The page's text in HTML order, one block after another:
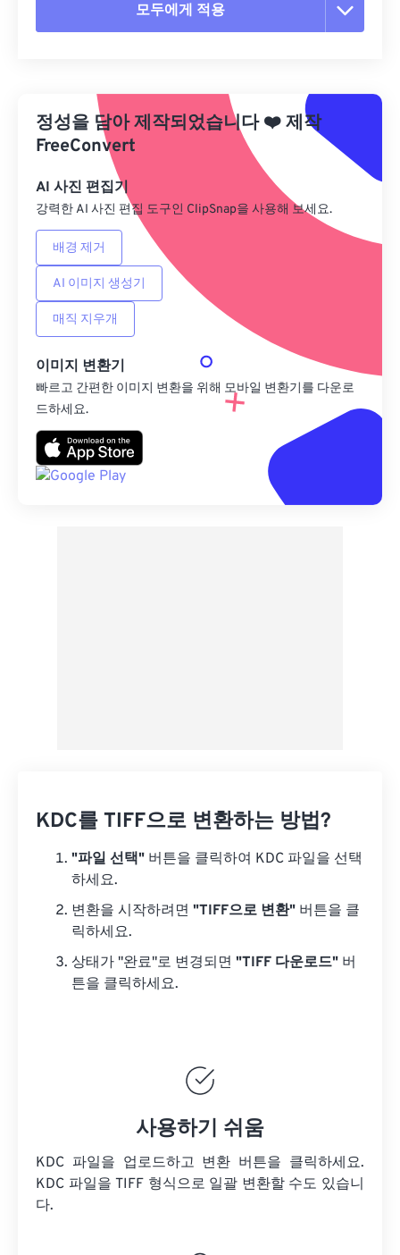
모두에게 적용
사전 설정에서 적용
사전 설정으로 저장
정성을 담아 제작되었습니다❤️제작
FreeConvert
AI 사진 편집기
강력한 AI 사진 편집 도구인 ClipSnap을 사용해 보세요.
배경 제거
AI 이미지 생성기
매직 지우개
이미지 변환기
빠르고 간편한 이미지 변환을 위해 모바일 변환기를 다운로
드하세요.
KDC를 TIFF으로 변환하는 방법?
"파일 선택" 버튼을 클릭하여 KDC 파일을 선택
하세요.
변환을 시작하려면 "TIFF으로 변환" 버튼을 클
릭하세요.
상태가 "완료"로 변경되면 "TIFF 다운로드" 버
튼을 클릭하세요.
사용하기 쉬움
KDC 파일을 업로드하고 변환 버튼을 클릭하세요.
KDC 파일을 TIFF 형식으로 일괄 변환할 수도 있습니
다.